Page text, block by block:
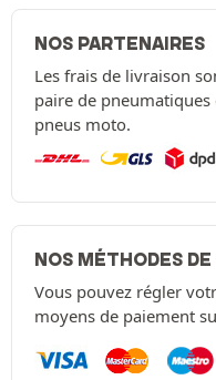
NOS PARTENAIRES
Les frais de livraison
paire de
pneus moto.
NOS MÉTHODES
Vous pouvez régler
moyens de paiement